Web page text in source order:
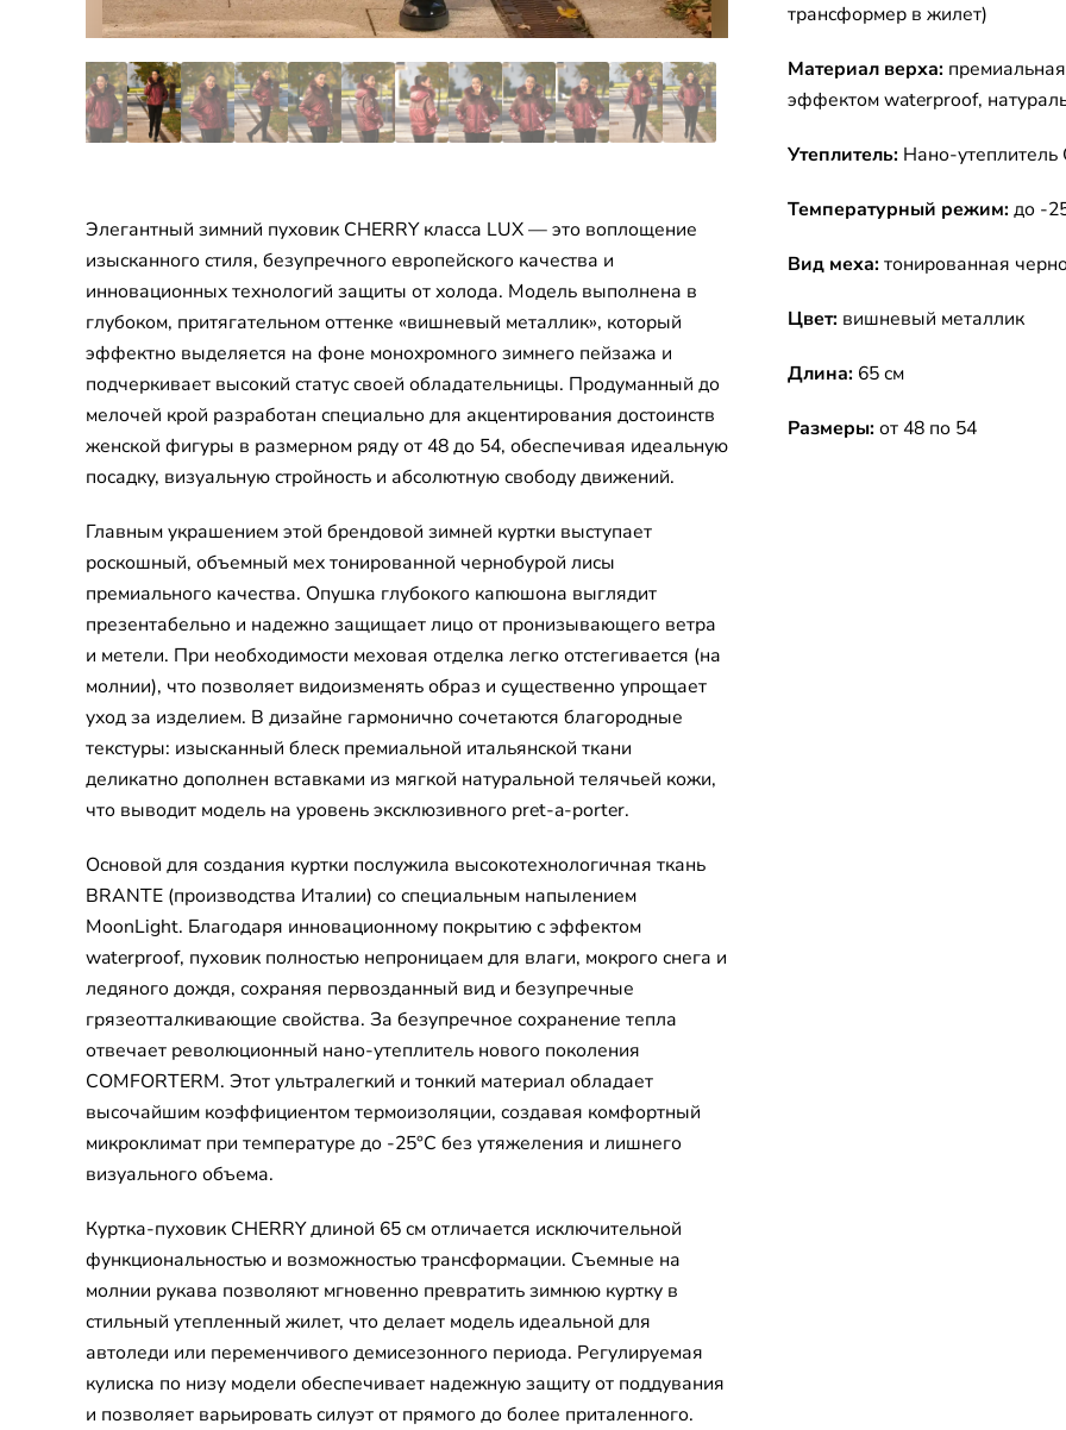
Элегантный зимний пуховик CHERRY класса LUX — это воплощение
изысканного стиля, безупречного европейского качества и
инновационных технологий защиты от холода. Модель выполнена в
глубоком, притягательном оттенке «вишневый металлик», который
эффектно выделяется на фоне монохромного зимнего пейзажа и
подчеркивает высокий статус своей обладательницы. Продуманный до
мелочей крой разработан специально для акцентирования достоинств
женской фигуры в размерном ряду от 48 до 54, обеспечивая идеальную
посадку, визуальную стройность и абсолютную свободу движений.
Главным украшением этой брендовой зимней куртки выступает
роскошный, объемный мех тонированной чернобурой лисы
премиального качества. Опушка глубокого капюшона выглядит
презентабельно и надежно защищает лицо от пронизывающего ветра
и метели. При необходимости меховая отделка легко отстегивается (на
молнии), что позволяет видоизменять образ и существенно упрощает
уход за изделием. В дизайне гармонично сочетаются благородные
текстуры: изысканный блеск премиальной итальянской ткани
деликатно дополнен вставками из мягкой натуральной телячьей кожи,
что выводит модель на уровень эксклюзивного pret-a-porter.
Основой для создания куртки послужила высокотехнологичная ткань
BRANTE (производства Италии) со специальным напылением
MoonLight. Благодаря инновационному покрытию с эффектом
waterproof, пуховик полностью непроницаем для влаги, мокрого снега и
ледяного дождя, сохраняя первозданный вид и безупречные
грязеотталкивающие свойства. За безупречное сохранение тепла
отвечает революционный нано-утеплитель нового поколения
COMFORTERM. Этот ультралегкий и тонкий материал обладает
высочайшим коэффициентом термоизоляции, создавая комфортный
микроклимат при температуре до -25°C без утяжеления и лишнего
визуального объема.
Куртка-пуховик CHERRY длиной 65 см отличается исключительной
функциональностью и возможностью трансформации. Съемные на
молнии рукава позволяют мгновенно превратить зимнюю куртку в
стильный утепленный жилет, что делает модель идеальной для
автоледи или переменчивого демисезонного периода. Регулируемая
кулиска по низу модели обеспечивает надежную защиту от поддувания
и позволяет варьировать силуэт от прямого до более приталенного.
трансформер в жилет)
Материал верха:
эффектом waterproof,
Утеплитель: Нано-утеплитель
Температурный режим: до -
Вид меха: тонированная
Цвет: вишневый металлик
Длина: 65 см
Размеры: от 48 по 54